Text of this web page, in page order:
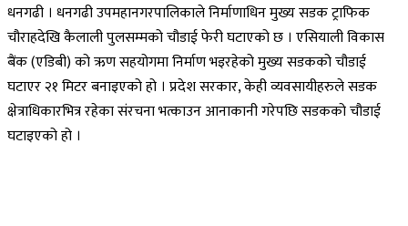
धनगढी । धनगढी उपमहानगरपालिकाले निर्माणाधिन मुख्य सडक ट्राफिक
चौराहदेखि कैलाली पुलसम्मको चौडाई फेरी घटाएको छ । एसियाली विकास
बैंक (एडिबी) को ऋण सहयोगमा निर्माण भइरहेको मुख्य सडकको चौडाई
घटाएर २१ मिटर बनाइएको हो । प्रदेश सरकार, केही व्यवसायीहरुले सडक
क्षेत्राधिकारभित्र रहेका संरचना भत्काउन आनाकानी गरेपछि सडकको चौडाई
घटाइएको हो ।